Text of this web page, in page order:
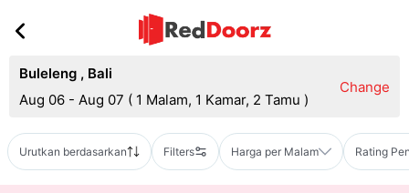
Buleleng , Bali
Aug 06 - Aug 07 ( 1 Malam, 1 Kamar, 2 Tamu )
Change
Urutkan berdasarkan Filters Harga per Malam Rating